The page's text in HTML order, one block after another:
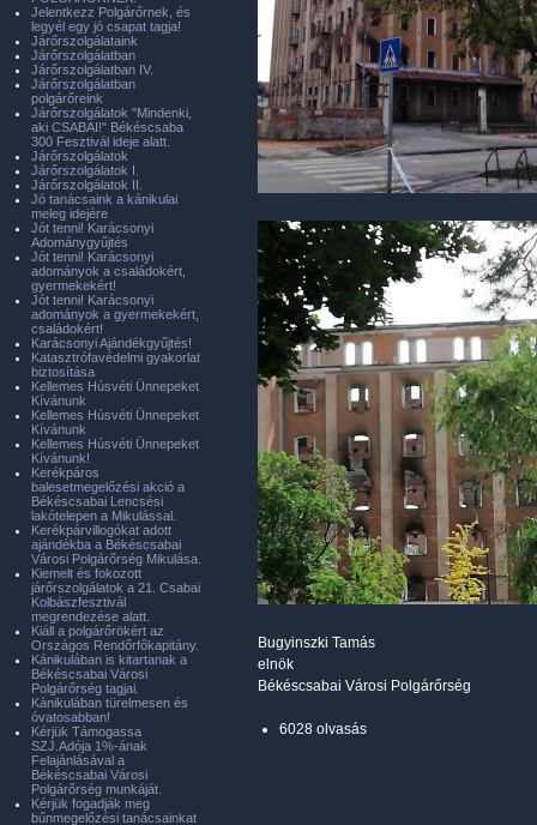
Bugyinszki Tamás
elnök
Békéscsabai Városi Polgárőrség
6028 olvasás
Jelentkezz Polgárőrnek, és
legyél egy jó csapat tagja!
Járőrszolgálataink
Járőrszolgálatban
Járőrszolgálatban IV.
Járőrszolgálatban
polgárőreink
Járőrszolgálatok "Mindenki,
aki CSABAI!" Békéscsaba
300 Fesztivál ideje alatt.
Járőrszolgálatok
Járőrszolgálatok I.
Járőrszolgálatok II.
Jó tanácsaink a kánikulai
meleg idejére
Jót tenni! Karácsonyi
Adománygyűjtés
Jót tenni! Karácsonyi
adományok a családokért,
gyermekekért!
Jót tenni! Karácsonyi
adományok a gyermekekért,
családokért!
Karácsonyi Ajándékgyűjtés!
Katasztrófavédelmi gyakorlat
biztosítása
Kellemes Húsvéti Ünnepeket
Kívánunk
Kellemes Húsvéti Ünnepeket
Kívánunk
Kellemes Húsvéti Ünnepeket
Kívánunk!
Kerékpáros
balesetmegelőzési akció a
Békéscsabai Lencsési
lakótelepen a Mikulással.
Kerékpárvillogókat adott
ajándékba a Békéscsabai
Városi Polgárőrség Mikulása.
Kiemelt és fokozott
járőrszolgálatok a 21. Csabai
Kolbászfesztivál
megrendezése alatt.
Kiáll a polgárőrökért az
Országos Rendőrfőkapitány.
Kánikulában is kitartanak a
Békéscsabai Városi
Polgárőrség tagjai.
Kánikulában türelmesen és
óvatosabban!
Kérjük Támogassa
SZJ.Adója 1%-ának
Felajánlásával a
Békéscsabai Városi
Polgárőrség munkáját.
Kérjük fogadják meg
bűnmegelőzési tanácsainkat